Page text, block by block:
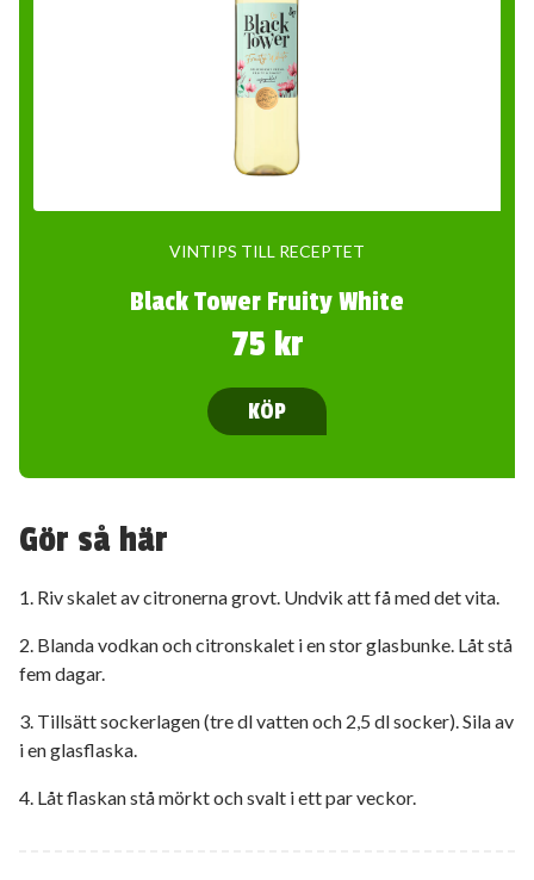
VINTIPS TILL RECEPTET
Black Tower Fruity White
75 kr
KÖP
Gör så här
1. Riv skalet av citronerna grovt. Undvik att få med det vita.
2. Blanda vodkan och citronskalet i en stor glasbunke. Låt stå
fem dagar.
3. Tillsätt sockerlagen (tre dl vatten och 2,5 dl socker). Sila av
i en glasflaska.
4. Låt flaskan stå mörkt och svalt i ett par veckor.